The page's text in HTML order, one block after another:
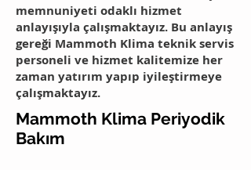
memnuniyeti odaklı hizmet
anlayışıyla çalışmaktayız. Bu anlayış
gereği Mammoth Klima teknik servis
personeli ve hizmet kalitemize her
zaman yatırım yapıp iyileştirmeye
çalışmaktayız.
Mammoth Klima Periyodik
Bakım